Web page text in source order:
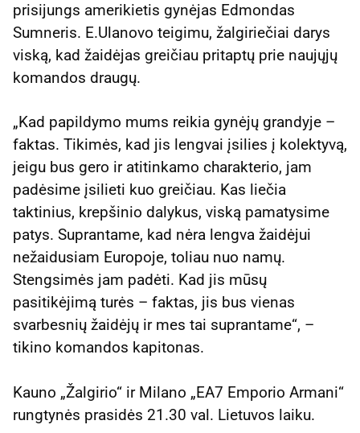
prisijungs amerikietis gynėjas Edmondas
Sumneris. E.Ulanovo teigimu, žalgiriečiai darys
viską, kad žaidėjas greičiau pritaptų prie naujųjų
komandos draugų.
„Kad papildymo mums reikia gynėjų grandyje –
faktas. Tikimės, kad jis lengvai įsilies į kolektyvą,
jeigu bus gero ir atitinkamo charakterio, jam
padėsime įsilieti kuo greičiau. Kas liečia
taktinius, krepšinio dalykus, viską pamatysime
patys. Suprantame, kad nėra lengva žaidėjui
nežaidusiam Europoje, toliau nuo namų.
Stengsimės jam padėti. Kad jis mūsų
pasitikėjimą turės – faktas, jis bus vienas
svarbesnių žaidėjų ir mes tai suprantame“, –
tikino komandos kapitonas.
Kauno „Žalgirio“ ir Milano „EA7 Emporio Armani“
rungtynės prasidės 21.30 val. Lietuvos laiku.